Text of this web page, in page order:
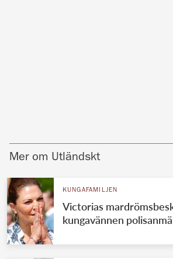
Mer om Utländskt
KUNGAFAMILJEN
Victorias
kungavännen